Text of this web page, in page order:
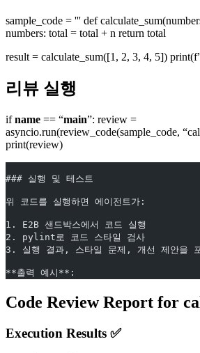
sample_code = ''' def
numbers: total = total + n return total
result = calculate_sum([1, 2, 3, 4, 5])
리뷰 실행
ifname == “main”: review =
asyncio.run(review_code(sample_code,
print(review)
### 실행 및 테스트
위 코드를 실행하면 에이전트가:
1. E2B 샌드박스에서 코드 실행
2. pylint로 코드 스타일 검사
3. 실행 결과, 스타일 문제, 개선 제안을 포
**출력 예시**:
Code Review Report for
Execution Results ✅